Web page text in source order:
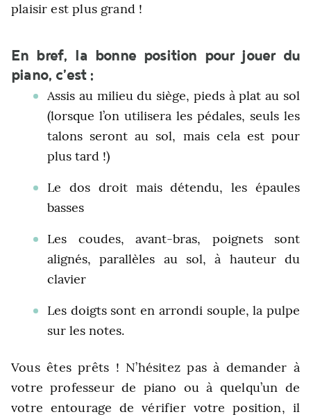
plaisir est plus grand !
En bref, la bonne position pour jouer du
piano, c’est :
Assis au milieu du siège, pieds à plat au sol
(lorsque l’on utilisera les pédales, seuls les
talons seront au sol, mais cela est pour
plus tard !)
Le dos droit mais détendu, les épaules
basses
Les coudes, avant-bras, poignets sont
alignés, parallèles au sol, à hauteur du
clavier
Les doigts sont en arrondi souple, la pulpe
sur les notes.
Vous êtes prêts ! N’hésitez pas à demander à
votre professeur de piano ou à quelqu’un de
votre entourage de vérifier votre position, il